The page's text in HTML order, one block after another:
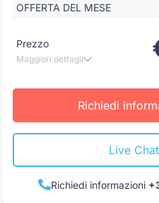
OFFERTA DEL MESE
Prezzo
Maggiori dettagli
Richiedi
Live Chat
Richiedi informazioni